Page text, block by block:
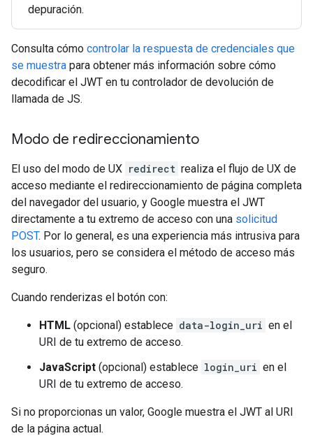
depuración.
Consulta cómo controlar la respuesta de credenciales que
se muestra para obtener más información sobre cómo
decodificar el JWT en tu controlador de devolución de
llamada de JS.
Modo de redireccionamiento
El uso del modo de UX redirect realiza el flujo de UX de
acceso mediante el redireccionamiento de página completa
del navegador del usuario, y Google muestra el JWT
directamente a tu extremo de acceso con una solicitud
POST. Por lo general, es una experiencia más intrusiva para
los usuarios, pero se considera el método de acceso más
seguro.
Cuando renderizas el botón con:
HTML (opcional) establece data-login_uri en el
URI de tu extremo de acceso.
JavaScript (opcional) establece login_uri en el
URI de tu extremo de acceso.
Si no proporcionas un valor, Google muestra el JWT al URI
de la página actual.